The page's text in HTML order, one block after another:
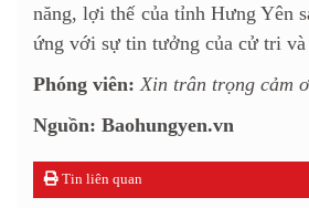
năng, lợi thế của tỉnh Hưng Yên
ứng với sự tin tưởng của cử tri và
Phóng viên: Xin trân trọng cảm
Nguồn: Baohungyen.vn
Tin liên quan